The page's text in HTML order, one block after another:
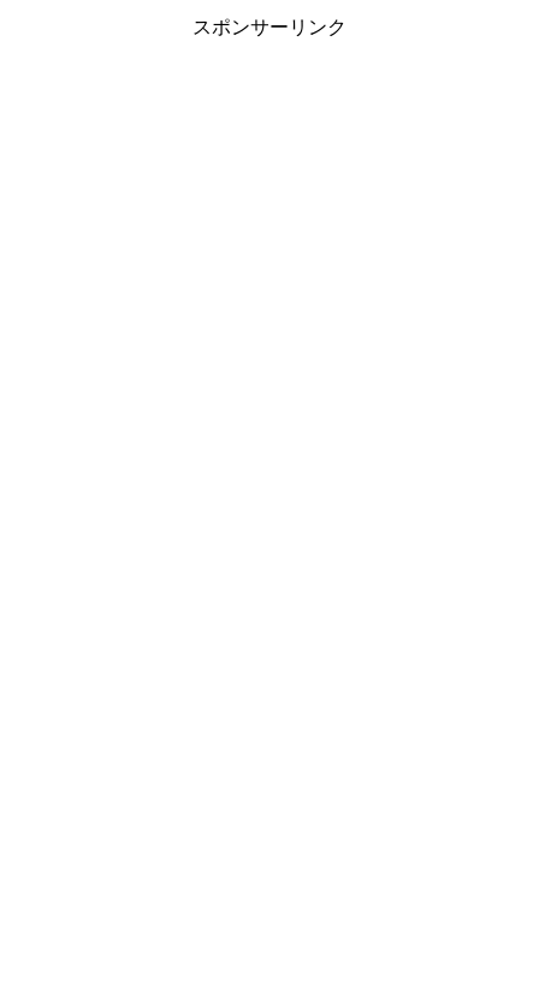
スポンサーリンク